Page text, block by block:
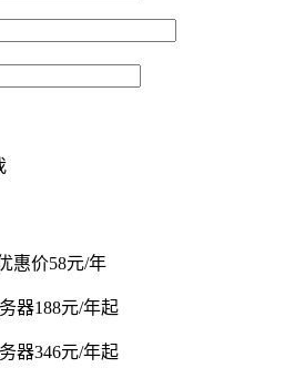
惠价58元/年
器188元/年起
器346元/年起